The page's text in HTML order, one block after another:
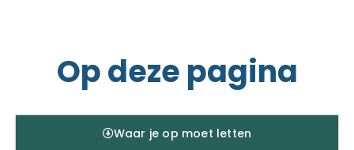
Op deze pagina
Waar je op moet letten